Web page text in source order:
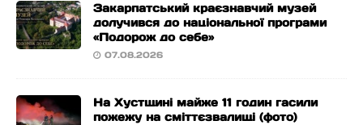
Закарпатський краєзнавчий музей
долучився до національної програми
«Подорож до себе»
07.08.2026
На Хустщині майже 11 годин гасили
пожежу на сміттєзвалищі (фото)